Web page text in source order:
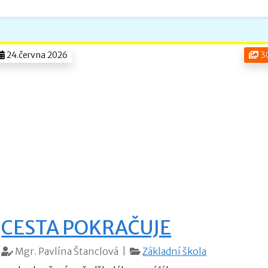
24.června 2026
CESTA POKRAČUJE
Mgr. Pavlína Štanclová |
Základní škola